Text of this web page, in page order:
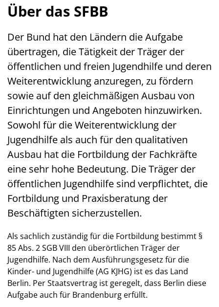
Über das SFBB
Der Bund hat den Ländern die Aufgabe
übertragen, die Tätigkeit der Träger der
öffentlichen und freien Jugendhilfe und deren
Weiterentwicklung anzuregen, zu fördern
sowie auf den gleichmäßigen Ausbau von
Einrichtungen und Angeboten hinzuwirken.
Sowohl für die Weiterentwicklung der
Jugendhilfe als auch für den qualitativen
Ausbau hat die Fortbildung der Fachkräfte
eine sehr hohe Bedeutung. Die Träger der
öffentlichen Jugendhilfe sind verpflichtet, die
Fortbildung und Praxisberatung der
Beschäftigten sicherzustellen.
Als sachlich zuständig für die Fortbildung bestimmt §
85 Abs. 2 SGB VIII den überörtlichen Träger der
Jugendhilfe. Nach dem Ausführungsgesetz für die
Kinder- und Jugendhilfe (AG KJHG) ist es das Land
Berlin. Per Staatsvertrag ist geregelt, dass Berlin diese
Aufgabe auch für Brandenburg erfüllt.